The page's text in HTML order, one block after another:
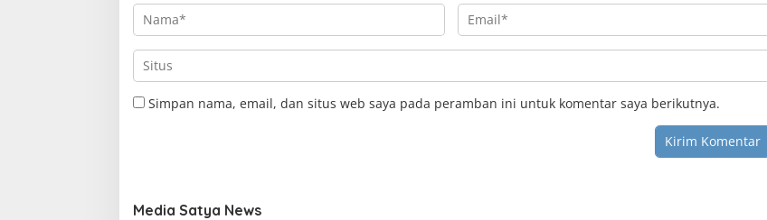
Simpan nama, email, dan situs web saya pada peramban ini untuk komentar saya berikutnya.
Media Satya News